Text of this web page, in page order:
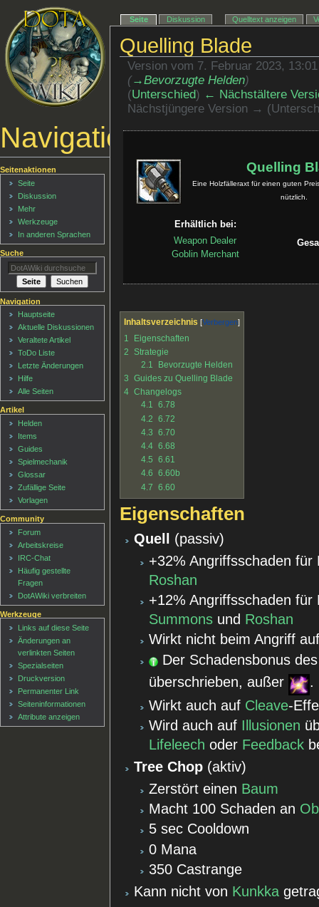
Quelling Blade
Version vom 7. Februar 2023,
(→‎Bevorzugte Helden)
(Unterschied) ← Nächstältere
Nächstjüngere Version →
Quelling
Eine Holzfälleraxt für einen guten
nützlich.
Erhältlich bei:
Weapon Dealer
Goblin Merchant
Inhaltsverzeichnis
1
Eigenschaften
2 Strategie
2.1
Bevorzugte Helden
3 Guides zu Quelling Blade
4 Changelogs
4.1 6.78
4.2 6.72
4.3 6.70
4.4 6.68
4.5 6.61
4.6 6.60b
4.7 6.60
Eigenschaften
Quell
(passiv)
+32% Angriffsschaden
Roshan
+12% Angriffsschaden
Summonsund Roshan
Wirkt nicht beim Angriff
Der Schadensbonus
überschrieben, außer
.
Wirkt auch auf Cleave-
Wird auch auf Illusionen
Lifeleech oder Feedback
Tree Chop (aktiv)
Zerstört einen Baum
Macht 100 Schaden an
5 sec Cooldown
0 Mana
350 Castrange
Kann nicht von Kunkka
Navigationsmenü
Seite Diskussion Quelltext anzeigen
Seitenaktionen
Seite
Diskussion
Mehr
Werkzeuge
In anderen Sprachen
Suche
Navigation
Hauptseite
Aktuelle Diskussionen
Veraltete Artikel
ToDo Liste
Letzte Änderungen
Hilfe
Alle Seiten
Artikel
Helden
Items
Guides
Spielmechanik
Glossar
Zufällige Seite
Vorlagen
Community
Forum
Arbeitskreise
IRC-Chat
Häufig gestellte
Fragen
DotAWiki verbreiten
Werkzeuge
Links auf diese Seite
Änderungen an
verlinkten Seiten
Spezialseiten
Druckversion
Permanenter Link
Seiten­informationen
Attribute anzeigen